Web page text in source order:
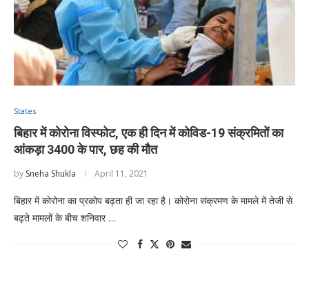
States
बिहार में कोरोना विस्फोट, एक ही दिन में कोविड-19 संक्रमितों का
आंकड़ा 3400 के पार, छह की मौत
by Sneha Shukla April 11, 2021
बिहार में कोरोना का प्रकोप बढ़ता ही जा रहा है। कोरोना संक्रमण के मामले में तेजी से
बढ़ते मामलों के बीच शनिवार …